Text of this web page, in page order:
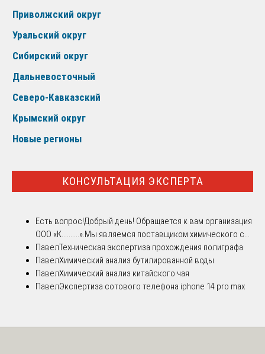
Приволжский округ
Уральский округ
Сибирский округ
Дальневосточный
Северо-Кавказский
Крымский округ
Новые регионы
КОНСУЛЬТАЦИЯ ЭКСПЕРТА
Есть вопрос!Добрый день! Обращается к вам организация
ООО «К..........».Мы являемся поставщиком химического с...
ПавелТехническая экспертиза прохождения полиграфа
ПавелХимический анализ бутилированной воды
ПавелХимический анализ китайского чая
ПавелЭкспертиза сотового телефона iphone 14 pro max